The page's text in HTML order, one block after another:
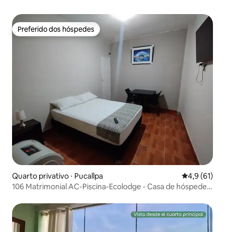
Preferido dos hóspedes
Preferido dos hóspedes
Quarto privativo ⋅ Pucallpa 4,9 de uma
4,9 (61)
106 Matrimonial AC-Piscina-Ecolodge - Casa de hóspedes